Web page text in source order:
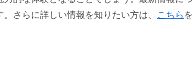
さらに詳しい情報を知りたい方は、 こちら を